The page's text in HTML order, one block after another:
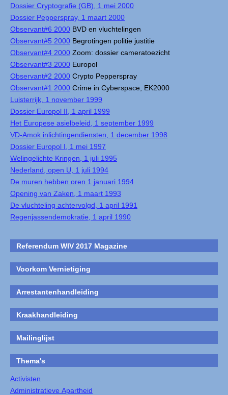
Dossier Cryptografie (GB), 1 mei 2000
Dossier Pepperspray, 1 maart 2000
Observant#6 2000 BVD en vluchtelingen
Observant#5 2000 Begrotingen politie justitie
Observant#4 2000 Zoom: dossier cameratoezicht
Observant#3 2000 Europol
Observant#2 2000 Crypto Pepperspray
Observant#1 2000 Crime in Cyberspace, EK2000
Luisterrijk, 1 november 1999
Dossier Europol II, 1 april 1999
Het Europese asielbeleid, 1 september 1999
VD-Amok inlichtingendiensten, 1 december 1998
Dossier Europol I, 1 mei 1997
Welingelichte Kringen, 1 juli 1995
Nederland, open U, 1 juli 1994
De muren hebben oren 1 januari 1994
Opening van Zaken, 1 maart 1993
De vluchteling achtervolgd, 1 april 1991
Regenjassendemokratie, 1 april 1990
Referendum WIV 2017 Magazine
Voorkom Vernietiging
Arrestantenhandleiding
Kraakhandleiding
Mailinglijst
Thema's
Activisten
Administratieve Apartheid